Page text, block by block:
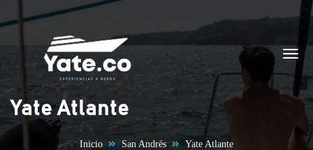
Saltar al contenido
Yate Atlante
Inicio San Andrés Yate Atlante